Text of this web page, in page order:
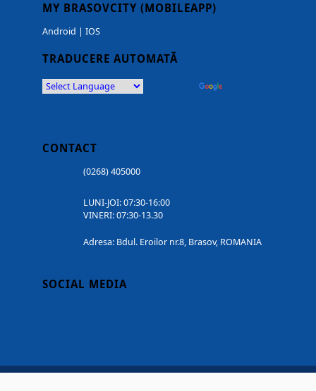
MY BRASOVCITY (MOBILEAPP)
Android | IOS
TRADUCERE AUTOMATĂ
CONTACT
(0268) 405000
LUNI-JOI: 07:30-16:00
VINERI: 07:30-13.30
Adresa: Bdul. Eroilor nr.8, Brasov, ROMANIA
SOCIAL MEDIA